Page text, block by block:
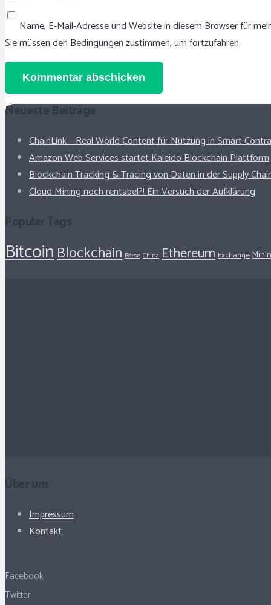
Name, E-Mail-Adresse und Website in diesem Browser für
Sie müssen den Bedingungen zustimmen, um fortzufahren
Kommentar abschicken
Neueste Beiträge
ChainLink – Real World Content für Nutzung in Smart
Amazon Web Services startet Kaleido Blockchain Plattform
Blockchain Tracking & Tracing von Daten in der Supply
Cloud Mining noch rentabel?! Ein Versuch der Aufklärung
BitcoinBlockchain Börse China EthereumExchange
Impressum
Kontakt
Facebook
Twitter